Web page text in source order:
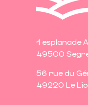
1 esplanade
49500
56 rue du
49220 Le